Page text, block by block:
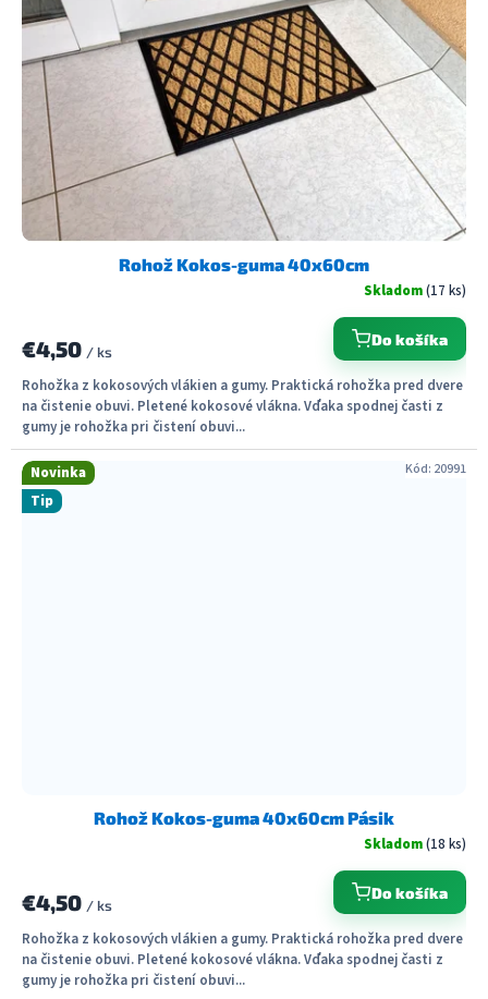
Rohož Kokos-guma 40x60cm
Skladom(17 ks)
€4,50 / ks
Do košíka
Rohožka z kokosových vlákien a gumy. Praktická rohožka pred dvere
na čistenie obuvi. Pletené kokosové vlákna. Vďaka spodnej časti z
gumy je rohožka pri čistení obuvi...
Novinka
Tip
Rohož Kokos-guma 40x60cm Pásik
Skladom(18 ks)
€4,50 / ks
Do košíka
Rohožka z kokosových vlákien a gumy. Praktická rohožka pred dvere
na čistenie obuvi. Pletené kokosové vlákna. Vďaka spodnej časti z
gumy je rohožka pri čistení obuvi...
Kód: 20991